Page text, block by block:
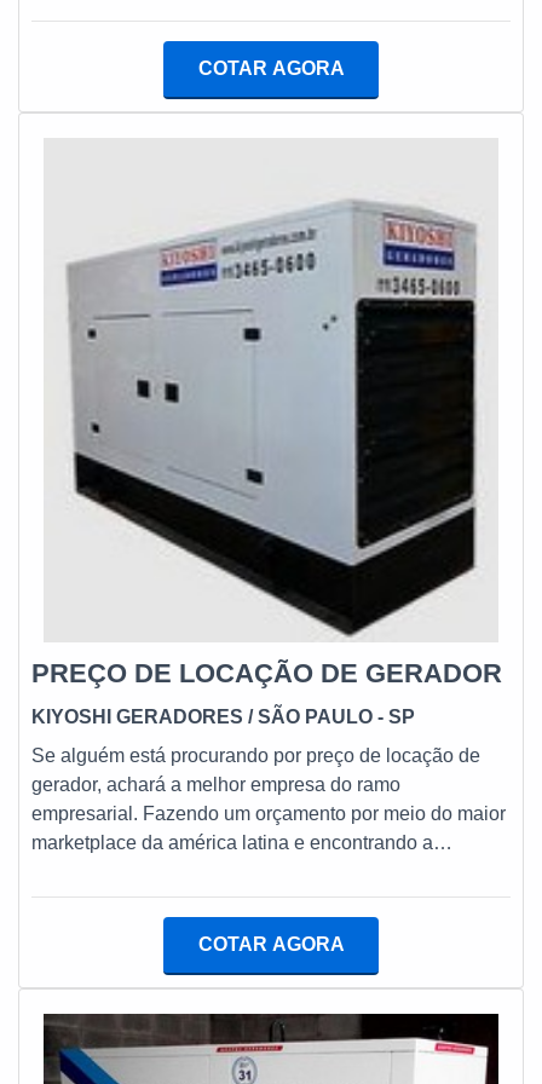
COTAR AGORA
PREÇO DE LOCAÇÃO DE GERADOR
KIYOSHI GERADORES / SÃO PAULO - SP
Se alguém está procurando por preço de locação de
gerador, achará a melhor empresa do ramo
empresarial. Fazendo um orçamento por meio do maior
marketplace da américa latina e encontrando a
exatamente isso! Quando o desejo é por preço de
acessível.DIFERENCIAIS DE PREÇO DE LOCAÇÃO
DE GERADORA Kiyoshi Geradores centraliza sua
estratégia em produzir uma estrutura com
equipamentos de qualidade e adaptação para a
COTAR AGORA